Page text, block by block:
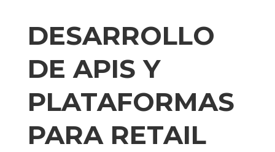
DESARROLLO
DE APIS Y
PLATAFORMAS
PARA RETAIL